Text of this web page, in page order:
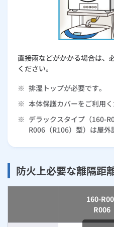
直接雨などがかかる場合は、
ください。
※ 排湿トップが必要です。
※ 本体保護カバーをご利用く
※ デラックスタイプ（160-
R006（R106）型）は屋外
防火上必要な離隔距
160-
R006